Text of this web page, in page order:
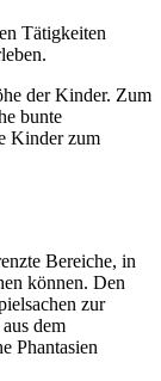
Tätigkeiten
der Kinder. Zum
bunte
Kinder zum
Bereiche, in
können. Den
zur
dem
Phantasien